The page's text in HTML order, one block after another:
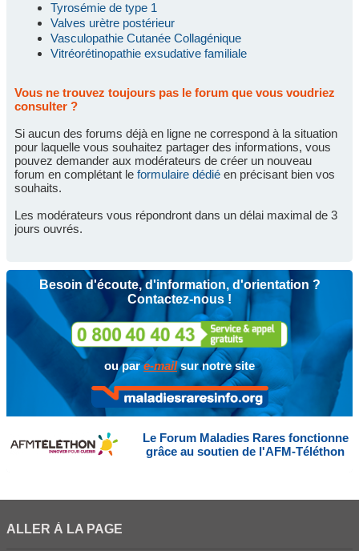
Tyrosémie de type 1
Valves urètre postérieur
Vasculopathie Cutanée Collagénique
Vitréorétinopathie exsudative familiale
Vous ne trouvez toujours pas le forum que vous voudriez
consulter ?
Si aucun des forums déjà en ligne ne correspond à la situation
pour laquelle vous souhaitez partager des informations, vous
pouvez demander aux modérateurs de créer un nouveau
forum en complétant le formulaire dédié en précisant bien vos
souhaits.
Les modérateurs vous répondront dans un délai maximal de 3
jours ouvrés.
Besoin d'écoute, d'information, d'orientation ?
Contactez-nous !
ou pare-mailsur notre site
Le Forum Maladies Rares fonctionne
grâce au soutien de l'AFM-Téléthon
ALLER À LA PAGE